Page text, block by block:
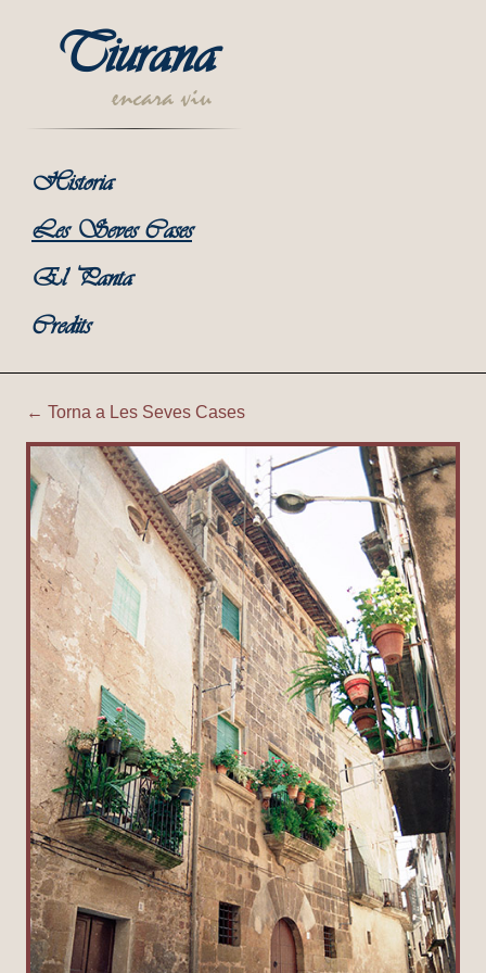
Tiurana
encara viu
Historia
Les Seves Cases
El Panta
Credits
Tiurana | Ca la Rosalia
← Torna a Les Seves Cases